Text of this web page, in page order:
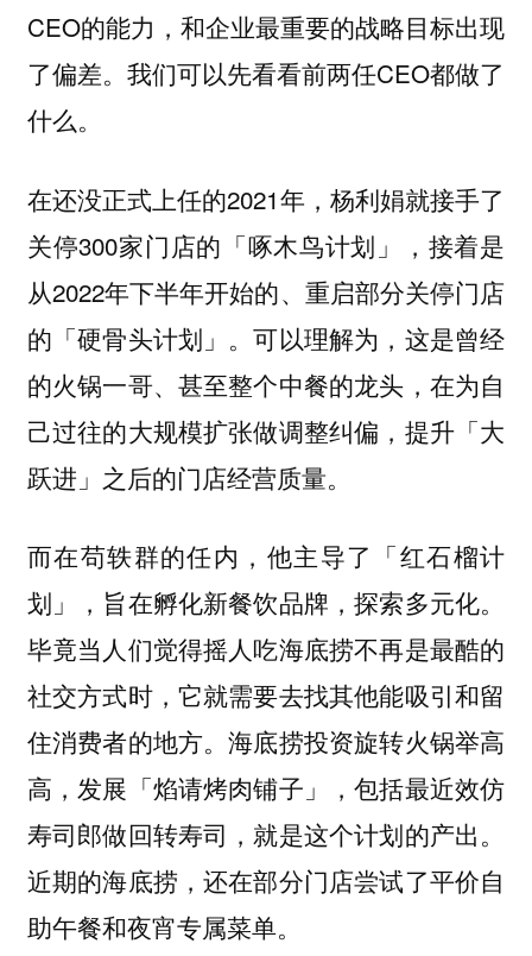
CEO的能力，和企业最重要的战略目标出现
了偏差。我们可以先看看前两任CEO都做了
什么。
在还没正式上任的2021年，杨利娟就接手了
关停300家门店的「啄木鸟计划」，接着是
从2022年下半年开始的、重启部分关停门店
的「硬骨头计划」。可以理解为，这是曾经
的火锅一哥、甚至整个中餐的龙头，在为自
己过往的大规模扩张做调整纠偏，提升「大
跃进」之后的门店经营质量。
而在苟轶群的任内，他主导了「红石榴计
划」，旨在孵化新餐饮品牌，探索多元化。
毕竟当人们觉得摇人吃海底捞不再是最酷的
社交方式时，它就需要去找其他能吸引和留
住消费者的地方。海底捞投资旋转火锅举高
高，发展「焰请烤肉铺子」，包括最近效仿
寿司郎做回转寿司，就是这个计划的产出。
近期的海底捞，还在部分门店尝试了平价自
助午餐和夜宵专属菜单。